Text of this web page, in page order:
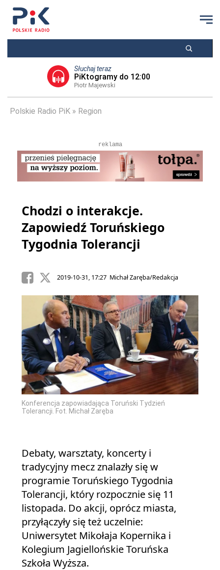
Słuchaj teraz
PiKtogramy do 12:00
Piotr Majewski
Polskie Radio PiK Region
reklama
Chodzi o interakcje.
Zapowiedź Toruńskiego
Tygodnia Tolerancji
2019-10-31, 17:27 Michał Zaręba/Redakcja
Konferencja zapowiadająca Toruński Tydzień
Tolerancji. Fot. Michał Zaręba
Debaty, warsztaty, koncerty i
tradycyjny mecz znalazły się w
programie Toruńskiego Tygodnia
Tolerancji, który rozpocznie się 11
listopada. Do akcji, oprócz miasta,
przyłączyły się też uczelnie:
Uniwersytet Mikołaja Kopernika i
Kolegium Jagiellońskie Toruńska
Szkoła Wyższa.